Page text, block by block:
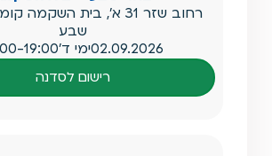
שבע
02.09.2026ימי ד'19:00
רישום לסדנה